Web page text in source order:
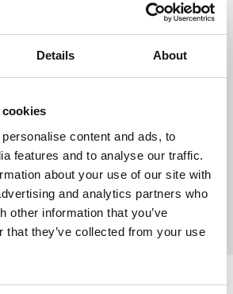
Details About
content and ads, to
features and to analyse our traffic.
about your use of our site with
and analytics partners who
other information that you’ve
that they’ve collected from your use
har erfarenhet av att stötta
med dataskydd och GDPR i
risker och stärka arbetet
i takt med att verksamheten